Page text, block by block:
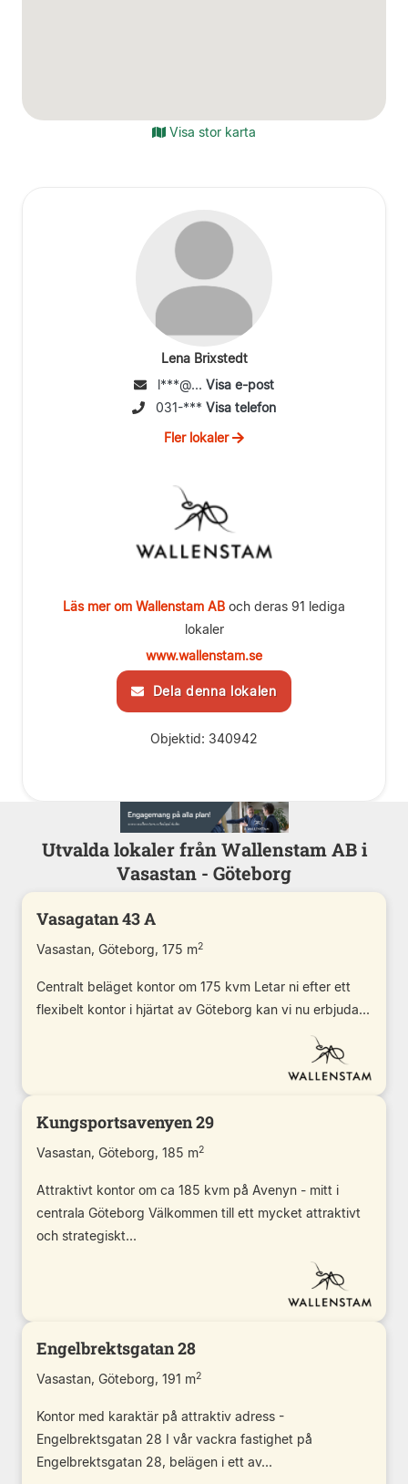
Visa stor karta
Lena Brixstedt
l***@... Visa e-post
031-*** Visa telefon
Fler lokaler
Läs mer om Wallenstam AB och deras 91 lediga
lokaler
www.wallenstam.se
Dela denna lokalen
Objektid: 340942
Utvalda lokaler från Wallenstam AB i
Vasastan - Göteborg
Vasagatan 43 A
Vasastan, Göteborg, 175 m2
Centralt beläget kontor om 175 kvm Letar ni efter ett
flexibelt kontor i hjärtat av Göteborg kan vi nu erbjuda...
Kungsportsavenyen 29
Vasastan, Göteborg, 185 m2
Attraktivt kontor om ca 185 kvm på Avenyn - mitt i
centrala Göteborg Välkommen till ett mycket attraktivt
och strategiskt...
Engelbrektsgatan 28
Vasastan, Göteborg, 191 m2
Kontor med karaktär på attraktiv adress -
Engelbrektsgatan 28 I vår vackra fastighet på
Engelbrektsgatan 28, belägen i ett av...